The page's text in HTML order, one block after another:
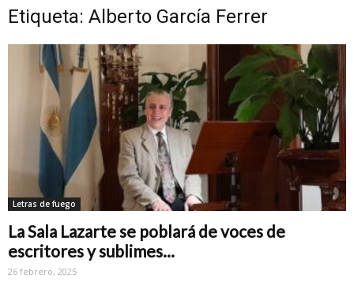
Etiqueta: Alberto García Ferrer
Letras de fuego
La Sala Lazarte se poblará de voces de
escritores y sublimes...
26 febrero, 2025